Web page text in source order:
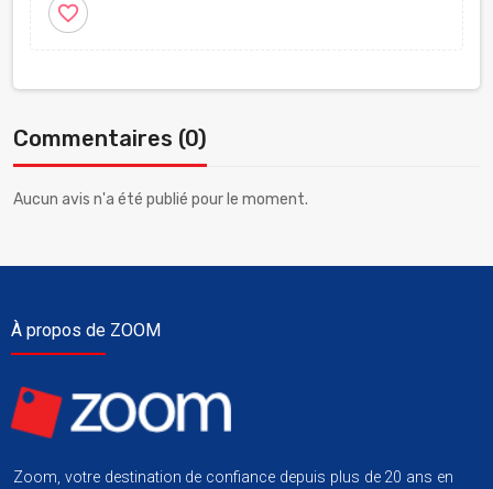
favorite_border
Commentaires (0)
Aucun avis n'a été publié pour le moment.
À propos de ZOOM
Zoom, votre destination de confiance depuis plus de 20 ans en